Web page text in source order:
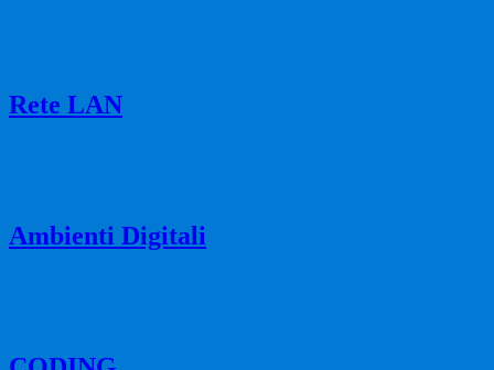
Rete LAN
Ambienti Digitali